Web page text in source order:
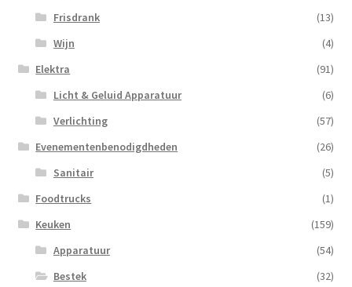
Frisdrank
(13)
Wijn
(4)
Elektra
(91)
Licht & Geluid Apparatuur
(6)
Verlichting
(57)
Evenementenbenodigdheden
(26)
Sanitair
(5)
Foodtrucks
(1)
Keuken
(159)
Apparatuur
(54)
Bestek
(32)